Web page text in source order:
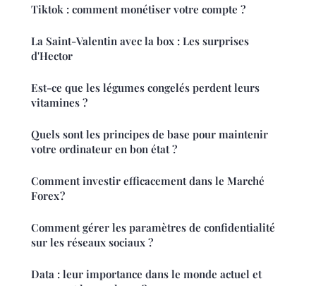
Tiktok : comment monétiser votre compte ?
La Saint-Valentin avec la box : Les surprises
d'Hector
Est-ce que les légumes congelés perdent leurs
vitamines ?
Quels sont les principes de base pour maintenir
votre ordinateur en bon état ?
Comment investir efficacement dans le Marché
Forex ?
Comment gérer les paramètres de confidentialité
sur les réseaux sociaux ?
Data : leur importance dans le monde actuel et